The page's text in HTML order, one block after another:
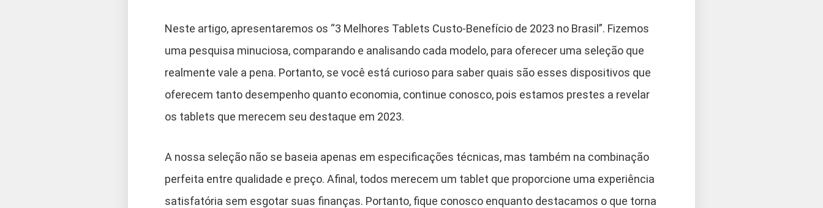
Neste artigo, apresentaremos os “3 Melhores Tablets Custo-Benefício de 2023 no Brasil”. Fizemos
uma pesquisa minuciosa, comparando e analisando cada modelo, para oferecer uma seleção que
realmente vale a pena. Portanto, se você está curioso para saber quais são esses dispositivos que
oferecem tanto desempenho quanto economia, continue conosco, pois estamos prestes a revelar
os tablets que merecem seu destaque em 2023.
A nossa seleção não se baseia apenas em especificações técnicas, mas também na combinação
perfeita entre qualidade e preço. Afinal, todos merecem um tablet que proporcione uma experiência
satisfatória sem esgotar suas finanças. Portanto, fique conosco enquanto destacamos o que torna